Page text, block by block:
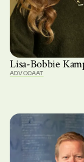
Lisa-Bobbie
ADVOCAAT